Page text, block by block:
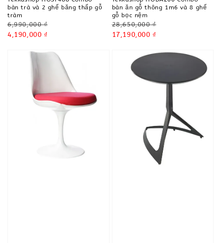
bàn trà và 2 ghế băng thấp gỗ
tràm
Regular
price
6,990,000 ₫
Sale
4,190,000 ₫
bàn ăn gỗ thông 1m6 và 8 ghế
gỗ bọc nệm
Regular
price
28,650,000 ₫
Sale
17,190,000 ₫